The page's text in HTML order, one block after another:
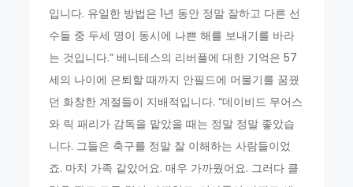
입니다. 유일한 방법은 1년 동안 정말 잘하고 다른 선
수들 중 두세 명이 동시에 나쁜 해를 보내기를 바라
는 것입니다.” 베니테스의 리버풀에 대한 기억은 57
세의 나이에 은퇴할 때까지 안필드에 머물기를 꿈꿨
던 화창한 계절들이 지배적입니다. “데이비드 무어스
와 릭 패리가 감독을 맡았을 때는 정말 정말 좋았습
니다. 그들은 축구를 정말 잘 이해하는 사람들이었
죠. 마치 가족 같았어요. 매우 가까웠어요. 그러다 클